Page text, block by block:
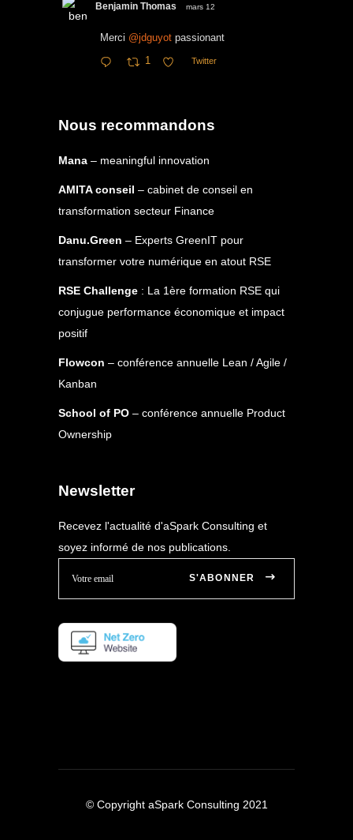
Benjamin Thomas mars 12
Merci @jdguyot passionant
1 Twitter
Nous recommandons
Mana – meaningful innovation
AMITA conseil – cabinet de conseil en
transformation secteur Finance
Danu.Green – Experts GreenIT pour
transformer votre numérique en atout RSE
RSE Challenge : La 1ère formation RSE qui
conjugue performance économique et impact
positif
Flowcon – conférence annuelle Lean / Agile /
Kanban
School of PO – conférence annuelle Product
Ownership
Newsletter
Recevez l'actualité d'aSpark Consulting et
soyez informé de nos publications.
S'ABONNER
© Copyright aSpark Consulting 2021